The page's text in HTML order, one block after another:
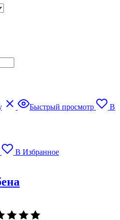
Этот
товар
Опции
можно
странице
товара.
Быстрый просмотр
В
В Избранное